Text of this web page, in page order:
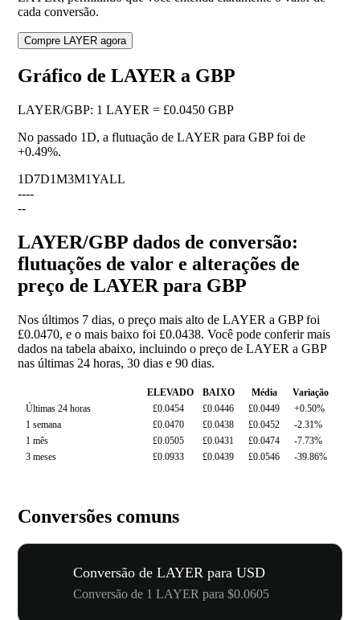
cada conversão.
Compre LAYER agora
Gráfico de LAYER a GBP
LAYER/GBP: 1 LAYER = £0.0450 GBP
No passado 1D, a flutuação de LAYER para GBP foi de
+0.49%.
1D7D1M3M1YALL
----
--
LAYER/GBP dados de conversão:
flutuações de valor e alterações de
preço de LAYER para GBP
Nos últimos 7 dias, o preço mais alto de LAYER a GBP foi
£0.0470, e o mais baixo foi £0.0438. Você pode conferir mais
dados na tabela abaixo, incluindo o preço de LAYER a GBP
nas últimas 24 horas, 30 dias e 90 dias.
ELEVADO BAIXO Média
Variação
Últimas 24 horas
£0.0454 £0.0446 £0.0449
+0.50%
1 semana
£0.0470 £0.0438 £0.0452
-2.31%
1 mês
£0.0505 £0.0431 £0.0474
-7.73%
3 meses
£0.0933 £0.0439 £0.0546 -39.86%
Conversões comuns
Conversão de LAYER para USD
Conversão de 1 LAYER para $0.0605